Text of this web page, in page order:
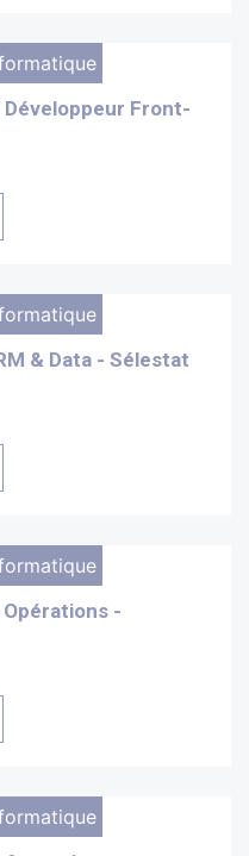
Front-
& Data - Sélestat
-